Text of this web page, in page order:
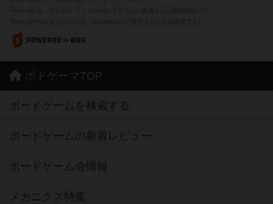
ボドゲーマTOP
ボードゲームを検索する
ボードゲームの新着レビュー
ボードゲーム会情報
メカニクス特集